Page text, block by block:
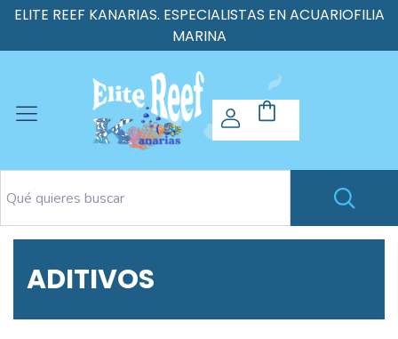
ELITE REEF KANARIAS. ESPECIALISTAS EN ACUARIOFILIA
MARINA
ADITIVOS